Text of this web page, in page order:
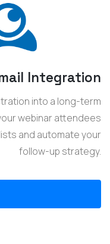
Integration
into a long-term
webinar attendees
and automate your
follow-up strategy.